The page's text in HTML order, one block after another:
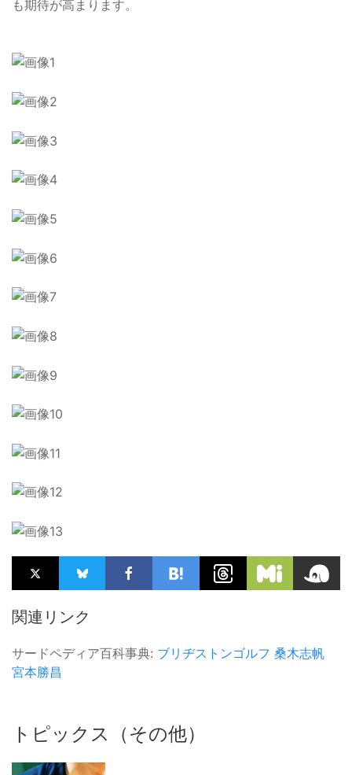
も期待が高まります。
関連リンク
サードペディア百科事典: ブリヂストンゴルフ 桑木志帆
宮本勝昌
トピックス（その他）